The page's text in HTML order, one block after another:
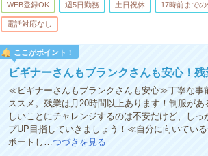
WEB登録OK 週5日勤務 土日祝休 17時前まで
電話対応なし
ここがポイント！
ビギナーさんもブランクさんも安心！残
≪ビギナーさんもブランクさんも安心≫丁寧な
ススメ。残業は月20時間以上あります！制服が
しいことにチャレンジするのは不安だけど、し
プUP目指していきましょう！≪自分に向いてい
ポートし…つづきを見る